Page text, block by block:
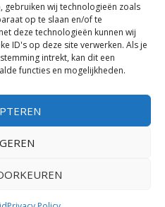
gebruiken wij technologieën zoals
op te slaan en/of te
deze technologieën kunnen wij
ID's op deze site verwerken. Als je
intrekt, kan dit een
functies en mogelijkheden.
| Mogelijk gemaakt door